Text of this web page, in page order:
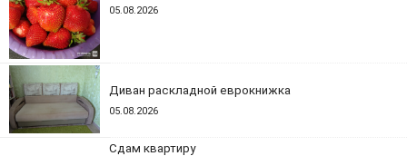
05.08.2026
Диван раскладной еврокнижка
05.08.2026
Сдам квартиру